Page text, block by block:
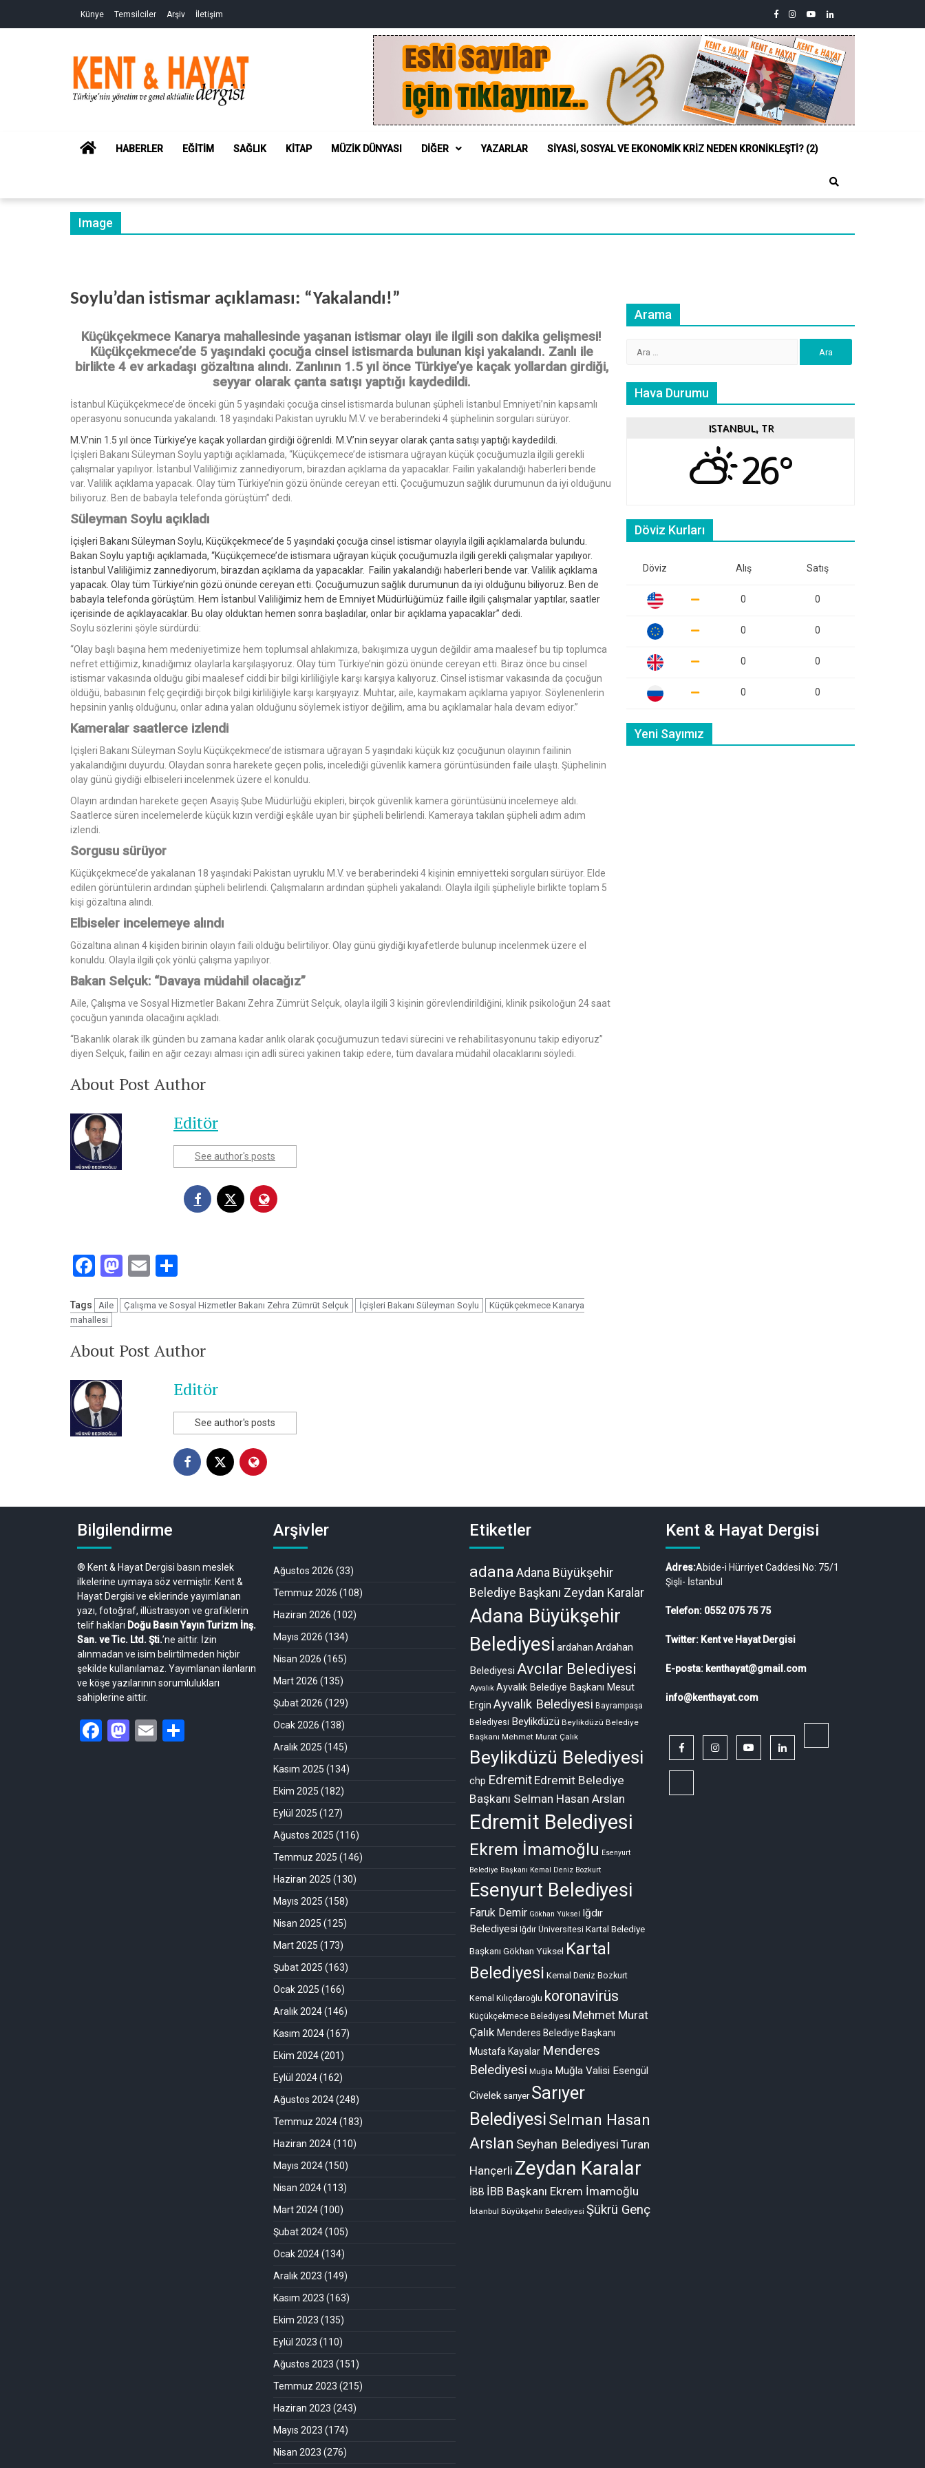
Künye Temsilciler Arşiv İletişim facebook
instagram
youtubelinkedin
ve
HOMEHABERLER EĞITIM SAĞLIK KITAP MÜZIK DÜNYASI DIĞER YAZARLAR SIYASI, SOSYAL VE EKONOMIK KRIZ NEDEN KRONIKLEŞTI? (2)
Image
Soylu’dan istismar açıklaması: “Yakalandı!”
Küçükçekmece Kanarya mahallesinde yaşanan istismar olayı ile ilgili son dakika gelişmesi!
Küçükçekmece’de 5 yaşındaki çocuğa cinsel istismarda bulunan kişi yakalandı. Zanlı ile
birlikte 4 ev arkadaşı gözaltına alındı. Zanlının 1.5 yıl önce Türkiye’ye kaçak yollardan girdiği,
seyyar olarak çanta satışı yaptığı kaydedildi.
İstanbul Küçükçekmece’de önceki gün 5 yaşındaki çocuğa cinsel istismarda bulunan şüpheli İstanbul Emniyeti’nin kapsamlı
operasyonu sonucunda yakalandı. 18 yaşındaki Pakistan uyruklu M.V. ve beraberindeki 4 şüphelinin sorguları sürüyor.
M.V.’nin 1.5 yıl önce Türkiye’ye kaçak yollardan girdiği öğrenldi. M.V.’nin seyyar olarak çanta satışı yaptığı kaydedildi.
İçişleri Bakanı Süleyman Soylu yaptığı açıklamada, “Küçükçemece’de istismara uğrayan küçük çocuğumuzla ilgili gerekli
çalışmalar yapılıyor. İstanbul Valiliğimiz zannediyorum, birazdan açıklama da yapacaklar. Failin yakalandığı haberleri bende
var. Valilik açıklama yapacak. Olay tüm Türkiye’nin gözü önünde cereyan etti. Çocuğumuzun sağlık durumunun da iyi olduğunu
biliyoruz. Ben de babayla telefonda görüştüm” dedi.
Süleyman Soylu açıkladı
İçişleri Bakanı Süleyman Soylu, Küçükçekmece’de 5 yaşındaki çocuğa cinsel istismar olayıyla ilgili açıklamalarda bulundu.
Bakan Soylu yaptığı açıklamada, “Küçükçemece’de istismara uğrayan küçük çocuğumuzla ilgili gerekli çalışmalar yapılıyor.
İstanbul Valiliğimiz zannediyorum, birazdan açıklama da yapacaklar. Failin yakalandığı haberleri bende var. Valilik açıklama
yapacak. Olay tüm Türkiye’nin gözü önünde cereyan etti. Çocuğumuzun sağlık durumunun da iyi olduğunu biliyoruz. Ben de
babayla telefonda görüştüm. Hem İstanbul Valiliğimiz hem de Emniyet Müdürlüğümüz faille ilgili çalışmalar yaptılar, saatler
içerisinde de açıklayacaklar. Bu olay olduktan hemen sonra başladılar, onlar bir açıklama yapacaklar” dedi.
Soylu sözlerini şöyle sürdürdü:
“Olay başlı başına hem medeniyetimize hem toplumsal ahlakımıza, bakışımıza uygun değildir ama maalesef bu tip toplumca
nefret ettiğimiz, kınadığımız olaylarla karşılaşıyoruz. Olay tüm Türkiye’nin gözü önünde cereyan etti. Biraz önce bu cinsel
istismar vakasında olduğu gibi maalesef ciddi bir bilgi kirliliğiyle karşı karşıya kalıyoruz. Cinsel istismar vakasında da çocuğun
öldüğü, babasının felç geçirdiği birçok bilgi kirliliğiyle karşı karşıyayız. Muhtar, aile, kaymakam açıklama yapıyor. Söylenenlerin
hepsinin yanlış olduğunu, onlar adına yalan olduğunu söylemek istiyor değilim, ama bu açıklamalar hala devam ediyor.”
Kameralar saatlerce izlendi
İçişleri Bakanı Süleyman Soylu Küçükçekmece’de istismara uğrayan 5 yaşındaki küçük kız çocuğunun olayının failinin
yakalandığını duyurdu. Olaydan sonra harekete geçen polis, incelediği güvenlik kamera görüntüsünden faile ulaştı. Şüphelinin
olay günü giydiği elbiseleri incelenmek üzere el konuldu.
Olayın ardından harekete geçen Asayiş Şube Müdürlüğü ekipleri, birçok güvenlik kamera görüntüsünü incelemeye aldı.
Saatlerce süren incelemelerde küçük kızın verdiği eşkâle uyan bir şüpheli belirlendi. Kameraya takılan şüpheli adım adım
izlendi.
Sorgusu sürüyor
Küçükçekmece’de yakalanan 18 yaşındaki Pakistan uyruklu M.V. ve beraberindeki 4 kişinin emniyetteki sorguları sürüyor. Elde
edilen görüntülerin ardından şüpheli belirlendi. Çalışmaların ardından şüpheli yakalandı. Olayla ilgili şüpheliyle birlikte toplam 5
kişi gözaltına alındı.
Elbiseler incelemeye alındı
Gözaltına alınan 4 kişiden birinin olayın faili olduğu belirtiliyor. Olay günü giydiği kıyafetlerde bulunup incelenmek üzere el
konuldu. Olayla ilgili çok yönlü çalışma yapılıyor.
Bakan Selçuk: “Davaya müdahil olacağız”
Aile, Çalışma ve Sosyal Hizmetler Bakanı Zehra Zümrüt Selçuk, olayla ilgili 3 kişinin görevlendirildiğini, klinik psikoloğun 24 saat
çocuğun yanında olacağını açıkladı.
“Bakanlık olarak ilk günden bu zamana kadar anlık olarak çocuğumuzun tedavi sürecini ve rehabilitasyonunu takip ediyoruz”
diyen Selçuk, failin en ağır cezayı alması için adli süreci yakinen takip edere, tüm davalara müdahil olacaklarını söyledi.
About Post Author
Editör
See author's posts
Facebook
Mastodon
Email
Tags Aile Çalışma ve Sosyal Hizmetler Bakanı Zehra Zümrüt Selçuk İçişleri Bakanı Süleyman Soylu
Küçükçekmece Kanarya
mahallesi
About Post Author
Editör
See author's posts
Arama
Hava Durumu
ISTANBUL, TR
26°
Döviz Kurları
Döviz Alış Satış
0 0
0 0
0 0
0 0
Yeni Sayımız
Bilgilendirme
® Kent & Hayat Dergisi basın meslek
ilkelerine uymaya söz vermiştir. Kent &
Hayat Dergisi ve eklerinde yayımlanan
yazı, fotoğraf, illüstrasyon ve grafiklerin
telif hakları Doğu Basın Yayın Turizm İnş.
San. ve Tic. Ltd. Şti.’ne aittir. İzin
alınmadan ve isim belirtilmeden hiçbir
şekilde kullanılamaz. Yayımlanan ilanların
ve köşe yazılarının sorumlulukları
sahiplerine aittir.
Facebook
Mastodon
Email
Arşivler
Ağustos 2026 (33)
Temmuz 2026 (108)
Haziran 2026 (102)
Mayıs 2026 (134)
Nisan 2026 (165)
Mart 2026 (135)
Şubat 2026 (129)
Ocak 2026 (138)
Aralık 2025 (145)
Kasım 2025 (134)
Ekim 2025 (182)
Eylül 2025 (127)
Ağustos 2025 (116)
Temmuz 2025 (146)
Haziran 2025 (130)
Mayıs 2025 (158)
Nisan 2025 (125)
Mart 2025 (173)
Şubat 2025 (163)
Ocak 2025 (166)
Aralık 2024(146)
Kasım 2024(167)
Ekim 2024(201)
Eylül 2024(162)
Ağustos 2024(248)
Temmuz 2024(183)
Haziran 2024(110)
Mayıs 2024(150)
Nisan 2024(113)
Mart 2024(100)
Şubat 2024(105)
Ocak 2024(134)
Aralık 2023 (149)
Kasım 2023 (163)
Ekim 2023 (135)
Eylül 2023 (110)
Ağustos 2023 (151)
Temmuz 2023 (215)
Haziran 2023 (243)
Mayıs 2023 (174)
Nisan 2023 (276)
Etiketler
adanaAdana Büyükşehir
Belediye Başkanı Zeydan Karalar
Adana Büyükşehir
Belediyesi ardahan Ardahan
Belediyesi Avcılar Belediyesi
Ayvalık Ayvalık Belediye Başkanı Mesut
Ergin Ayvalık Belediyesi Bayrampaşa
Belediyesi Beylikdüzü Beylikdüzü Belediye
Başkanı Mehmet Murat Çalık
Beylikdüzü Belediyesi
chp Edremit Edremit Belediye
Başkanı Selman Hasan Arslan
Edremit Belediyesi
Ekrem İmamoğlu Esenyurt
Belediye Başkanı Kemal Deniz Bozkurt
Esenyurt Belediyesi
Faruk Demir Gökhan Yüksel Iğdır
Belediyesi Iğdır Üniversitesi Kartal Belediye
Başkanı Gökhan Yüksel Kartal
Belediyesi Kemal Deniz Bozkurt
Kemal Kılıçdaroğlu koronavirüs
Küçükçekmece Belediyesi Mehmet Murat
Çalık Menderes Belediye Başkanı
Mustafa Kayalar Menderes
Belediyesi Muğla Muğla Valisi Esengül
Civelek sarıyer Sarıyer
BelediyesiSelman Hasan
Arslan Seyhan Belediyesi Turan
Hançerli Zeydan Karalar
İBB İBB Başkanı Ekrem İmamoğlu
İstanbul Büyükşehir Belediyesi Şükrü Genç
Kent & Hayat Dergisi
Adres:Abide-i Hürriyet Caddesi No: 75/1
Şişli- İstanbul
Telefon: 0552 075 75 75
Twitter: Kent ve Hayat Dergisi
E-posta: kenthayat@gmail.com
info@kenthayat.com
facebookinstagramyoutubelinkedin